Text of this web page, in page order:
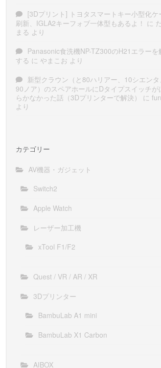
[3Dプリント] トヨタスマートキー小型化ケ
刷新、IGLA2キーフォブ一体型もあるよ！ に
まる より
Panasonic食洗機NP-TZ300のH21エラーを
する に やまこお より
新型クラウン（と80ハリアー、10シエンタ、
90ノア）のスペアホールにDタイプスイッチが
らかなかった話（3Dプリンターで解決）
に
より
カテゴリー
AV機器・ガジェット
Switch2
Apple Watch
レーザー加工機
xTool F1/F2
Quest / VR / AR / XR
3Dプリンター
BambuLab A1 mini
BambuLab X1 Carbon
AIBOX